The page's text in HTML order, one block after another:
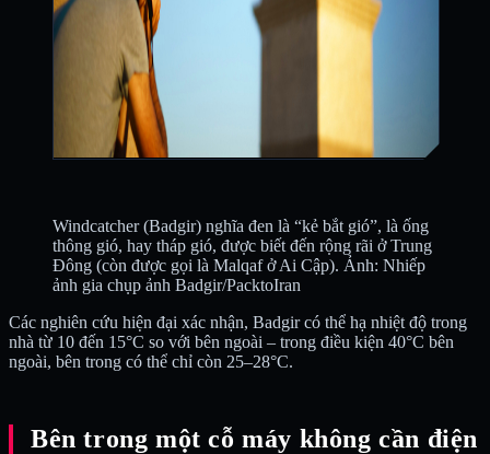
Windcatcher (Badgir) nghĩa đen là “kẻ bắt gió”, là ống
thông gió, hay tháp gió, được biết đến rộng rãi ở Trung
Đông (còn được gọi là Malqaf ở Ai Cập). Ảnh: Nhiếp
ảnh gia chụp ảnh Badgir/PacktoIran
Các nghiên cứu hiện đại xác nhận, Badgir có thể hạ nhiệt độ trong
nhà từ 10 đến 15°C so với bên ngoài – trong điều kiện 40°C bên
ngoài, bên trong có thể chỉ còn 25–28°C.
Bên trong một cỗ máy không cần điện